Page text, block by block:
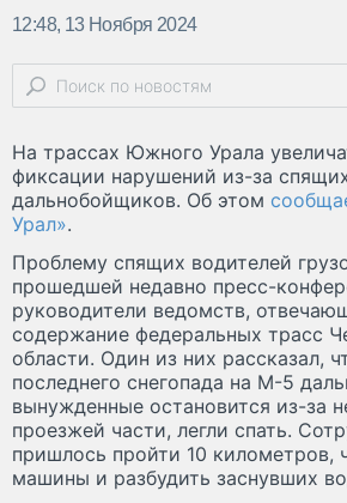
12:48, 13 Ноября 2024
На трассах Южного Урала
фиксации нарушений из-за
дальнобойщиков. Об этом
Урал».
Проблему спящих водителей
прошедшей недавно пресс-
руководители ведомств,
содержание федеральных трасс
области. Один из них рассказал,
последнего снегопада на М-5
вынужденные остановится из-за
проезжей части, легли спать.
пришлось пройти 10 километров,
машины и разбудить заснувших